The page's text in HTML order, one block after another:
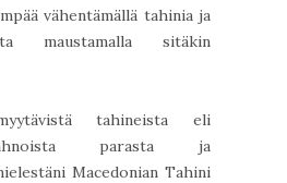
vähentämällä tahinia ja
maustamalla sitäkin
tahineista eli
parasta ja
Macedonian Tahini